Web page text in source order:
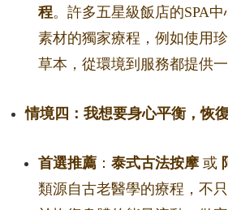
程。許多五星級飯店的SPA
素材的獨家療程，例如使用
草本，從環境到服務都提供一
情境四：我想要身心平衡，恢
首選推薦 ： 泰式古法按摩或
類源自古老醫學的療程，不